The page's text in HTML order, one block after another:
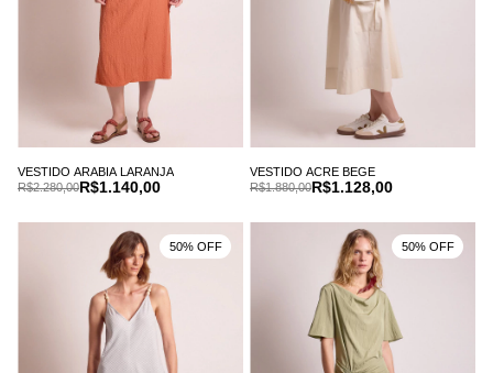
VESTIDO ARABIA LARANJA
R$1.140,00
R$2.280,00
VESTIDO ACRE BEGE
R$1.128,00
R$1.880,00
50% OFF 50% OFF